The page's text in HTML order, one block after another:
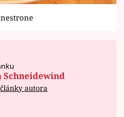
Schneidewind
autora